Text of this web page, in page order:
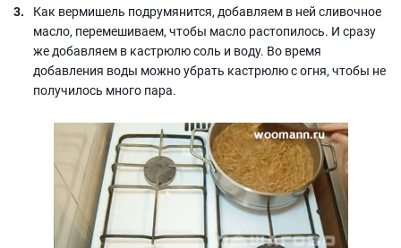
Как вермишель подрумянится, добавляем в ней сливочное
масло, перемешиваем, чтобы масло растопилось. И сразу
же добавляем в кастрюлю соль и воду. Во время
добавления воды можно убрать кастрюлю с огня, чтобы не
получилось много пара.